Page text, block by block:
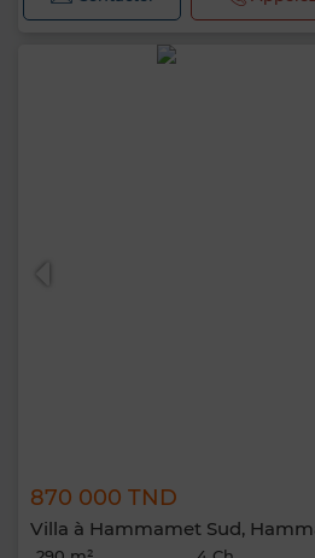
870 000 TND
Villa à Hammamet Sud,